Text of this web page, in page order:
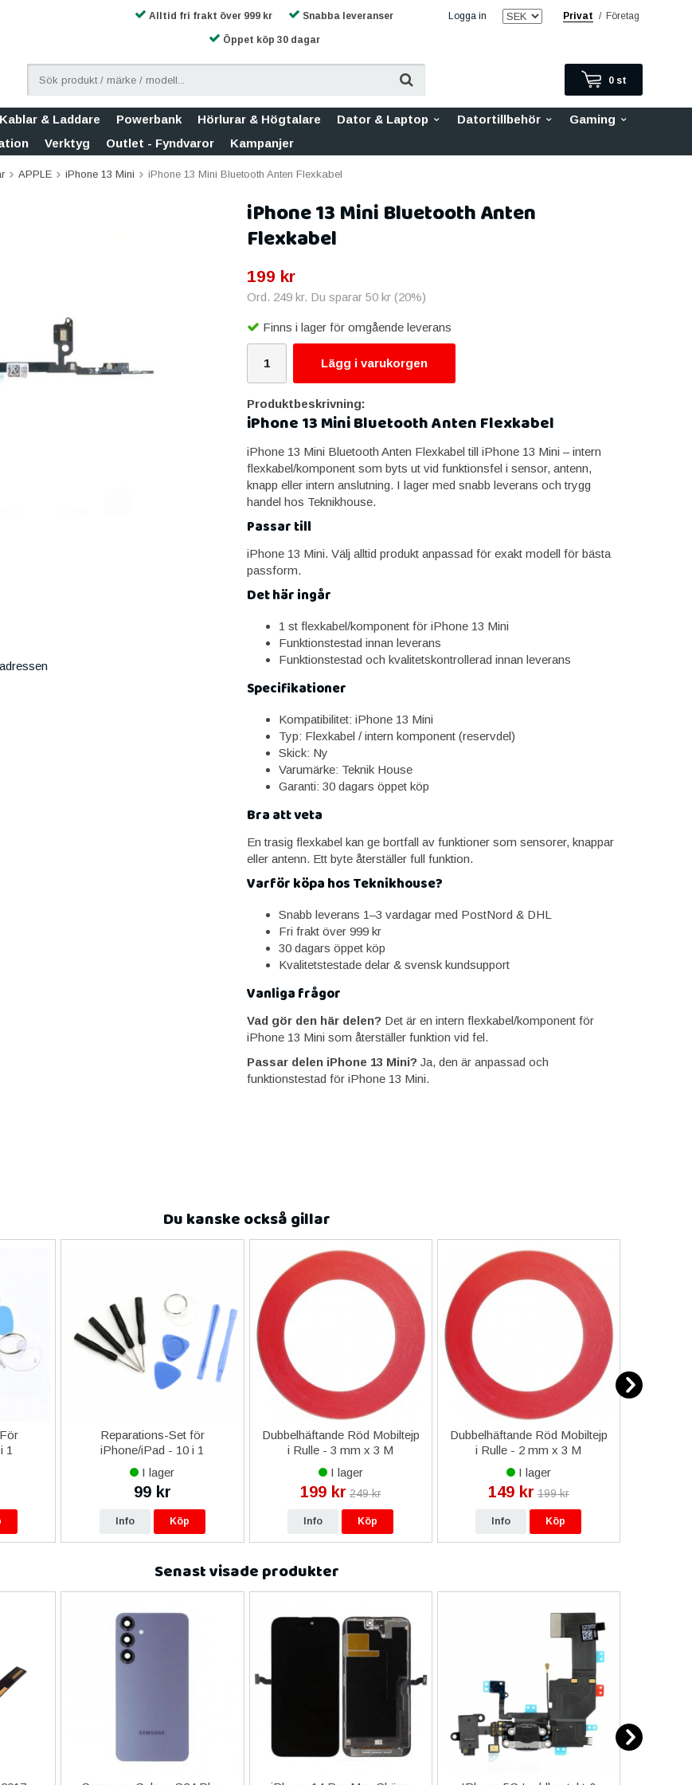
Logga in Privat / Företag
Alltid fri frakt över 999 kr Snabba leveranser
Öppet köp 30 dagar
0 st
Kablar & Laddare Powerbank Hörlurar & Högtalare Dator & Laptop Datortillbehör
Gaming
Verktyg Outlet - Fyndvaror Kampanjer
APPLE iPhone 13 Mini iPhone 13 Mini Bluetooth Anten Flexkabel
iPhone 13 Mini Bluetooth Anten
Flexkabel
199 kr
Ord. 249 kr. Du sparar 50 kr(20%)
Finns i lager för omgående leverans
Lägg i varukorgen
Produktbeskrivning:
iPhone 13 Mini Bluetooth Anten Flexkabel
iPhone 13 Mini Bluetooth Anten Flexkabel till iPhone 13 Mini – intern
flexkabel/komponent som byts ut vid funktionsfel i sensor, antenn,
knapp eller intern anslutning. I lager med snabb leverans och trygg
handel hos Teknikhouse.
Passar till
iPhone 13 Mini. Välj alltid produkt anpassad för exakt modell för bästa
passform.
Det här ingår
1 st flexkabel/komponent för iPhone 13 Mini
Funktionstestad innan leverans
Funktionstestad och kvalitetskontrollerad innan leverans
Specifikationer
Kompatibilitet: iPhone 13 Mini
Typ: Flexkabel / intern komponent (reservdel)
Skick: Ny
Varumärke: Teknik House
Garanti: 30 dagars öppet köp
Bra att veta
En trasig flexkabel kan ge bortfall av funktioner som sensorer, knappar
eller antenn. Ett byte återställer full funktion.
Varför köpa hos Teknikhouse?
Snabb leverans 1–3 vardagar med PostNord & DHL
Fri frakt över 999 kr
30 dagars öppet köp
Kvalitetstestade delar & svensk kundsupport
Vanliga frågor
Vad gör den här delen? Det är en intern flexkabel/komponent för
iPhone 13 Mini som återställer funktion vid fel.
Passar delen iPhone 13 Mini? Ja, den är anpassad och
funktionstestad för iPhone 13 Mini.
Du kanske också gillar
1
Reparations-Set för
iPhone/iPad - 10 i 1
I lager
99 kr
Info Köp
Dubbelhäftande Röd Mobiltejp
i Rulle - 3 mm x 3 M
I lager
199 kr 249 kr
Info Köp
Dubbelhäftande Röd Mobiltejp
i Rulle - 2 mm x 3 M
I lager
149 kr 199 kr
Info Köp
Senast visade produkter